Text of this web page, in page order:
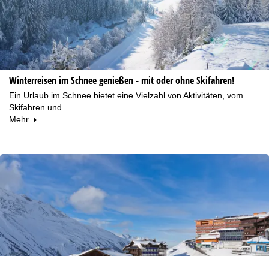
Winterreisen im Schnee genießen - mit oder ohne Skifahren!
Ein Urlaub im Schnee bietet eine Vielzahl von Aktivitäten, vom
Skifahren und …
Mehr